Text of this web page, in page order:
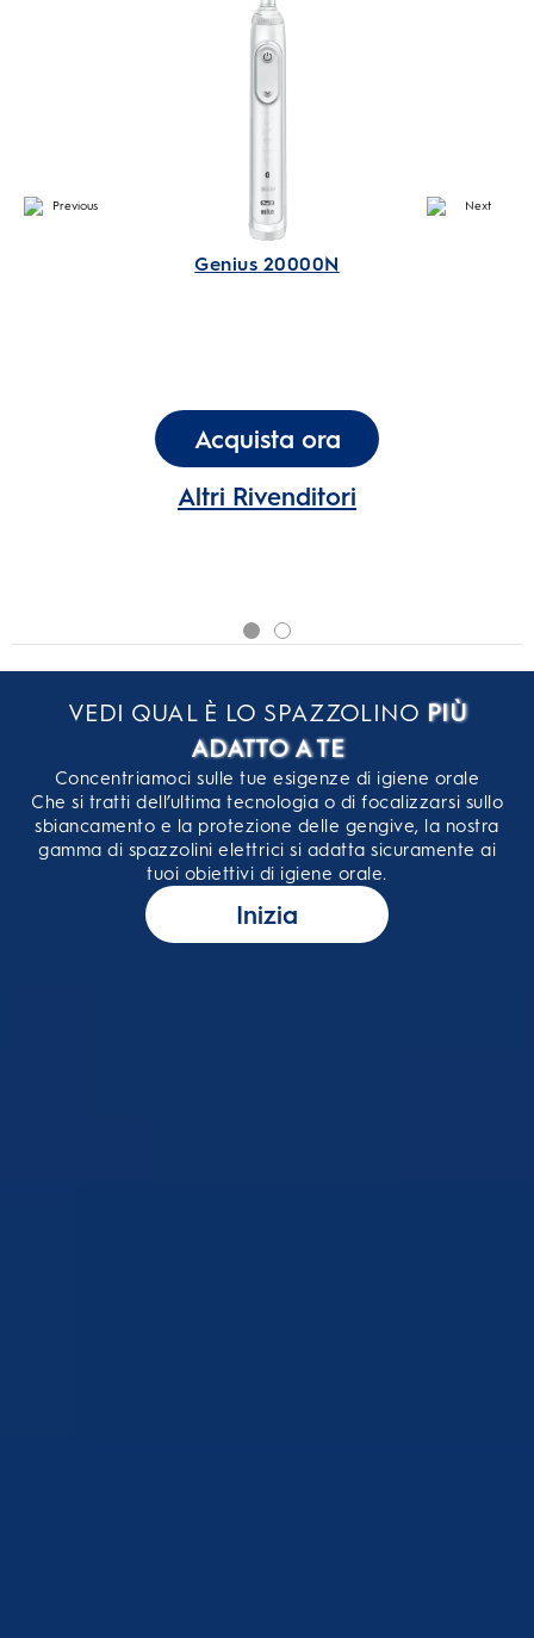
Genius 20000N
Acquista ora
Altri Rivenditori
VEDI QUAL È LO SPAZZOLINO PIÙ
ADATTO A TE
Concentriamoci sulle tue esigenze di igiene orale
Che si tratti dell’ultima tecnologia o di focalizzarsi sullo
sbiancamento e la protezione delle gengive, la nostra
gamma di spazzolini elettrici si adatta sicuramente ai
tuoi obiettivi di igiene orale.
Inizia